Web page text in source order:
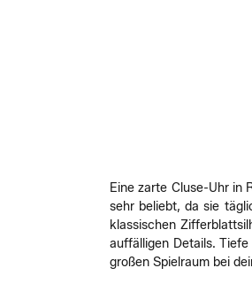
Eine zarte Cluse-Uhr in
sehr beliebt, da sie
klassischen
auffälligen Details.
großen Spielraum bei